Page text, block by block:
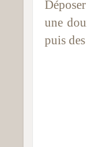
une
puis